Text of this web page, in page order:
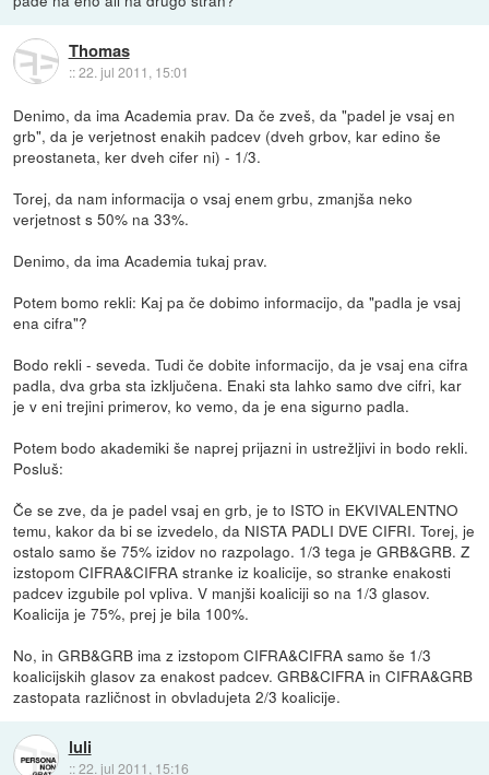
Thomas
::22. jul 2011, 15:01
Denimo, da ima Academia prav. Da če zveš, da "padel je vsaj en
grb", da je verjetnost enakih padcev (dveh grbov, kar edino še
preostaneta, ker dveh cifer ni) - 1/3.
Torej, da nam informacija o vsaj enem grbu, zmanjša neko
verjetnost s 50% na 33%.
Denimo, da ima Academia tukaj prav.
Potem bomo rekli: Kaj pa če dobimo informacijo, da "padla je vsaj
ena cifra"?
Bodo rekli - seveda. Tudi če dobite informacijo, da je vsaj ena cifra
padla, dva grba sta izključena. Enaki sta lahko samo dve cifri, kar
je v eni trejini primerov, ko vemo, da je ena sigurno padla.
Potem bodo akademiki še naprej prijazni in ustrežljivi in bodo rekli.
Posluš:
Če se zve, da je padel vsaj en grb, je to ISTO in EKVIVALENTNO
temu, kakor da bi se izvedelo, da NISTA PADLI DVE CIFRI. Torej, je
ostalo samo še 75% izidov no razpolago. 1/3 tega je GRB&GRB. Z
izstopom CIFRA&CIFRA stranke iz koalicije, so stranke enakosti
padcev izgubile pol vpliva. V manjši koaliciji so na 1/3 glasov.
Koalicija je 75%, prej je bila 100%.
No, in GRB&GRB ima z izstopom CIFRA&CIFRA samo še 1/3
koalicijskih glasov za enakost padcev. GRB&CIFRA in CIFRA&GRB
zastopata različnost in obvladujeta 2/3 koalicije.
luli
::22. jul 2011, 15:16